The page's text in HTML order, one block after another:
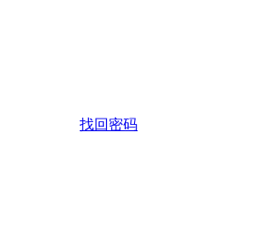
找回密码